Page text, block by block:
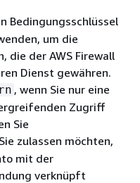
Bedingungsschlüssel
um die
die der AWS Firewall
Dienst gewähren.
, wenn Sie nur eine
Zugriff
Sie
zulassen möchten,
mit der
verknüpft